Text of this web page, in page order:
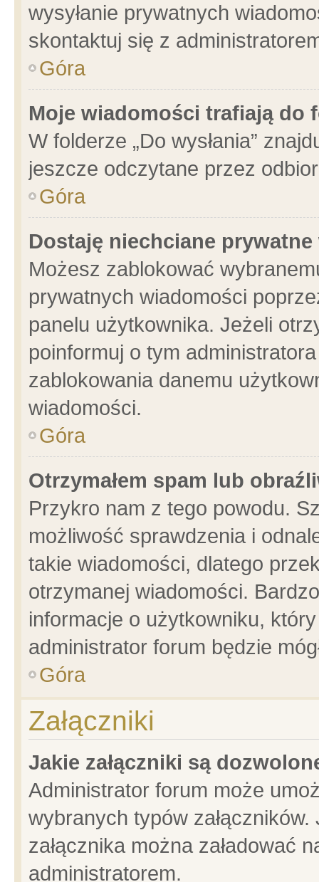
wysyłanie prywatnych
skontaktuj się z
Góra
Moje wiadomości trafiają do
W folderze „Do wysłania”
jeszcze odczytane przez
Góra
Dostaję niechciane
Możesz zablokować
prywatnych wiadomości
panelu użytkownika. Jeżeli
poinformuj o tym
zablokowania danemu
wiadomości.
Góra
Otrzymałem spam lub
Przykro nam z tego powodu.
możliwość sprawdzenia i
takie wiadomości, dlatego
otrzymanej wiadomości.
informacje o użytkowniku,
administrator forum będzie
Góra
Załączniki
Jakie załączniki są
Administrator forum może
wybranych typów
załącznika można załadować
administratorem.